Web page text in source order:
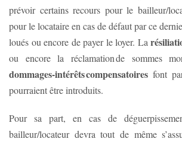
prévoir certains recours pour le bailleur/
pour le locataire en cas de défaut par ce
loués ou encore de payer le loyer. La
ou encore la réclamation de sommes
dommages-intérêts compensatoires font
pourraient être introduits.
Pour sa part, en cas de
bailleur/locateur devra tout de même